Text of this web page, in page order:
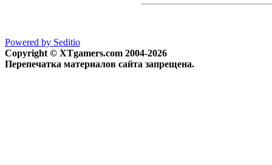
Powered by Seditio
Copyright © XTgamers.com 2004-2026
Перепечатка материалов сайта запрещена.